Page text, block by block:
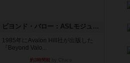
ビヨンド・バロー：ASLモジュール1
1985年にAvalon Hill社が出版した
『Beyond Valo...
約3時間前